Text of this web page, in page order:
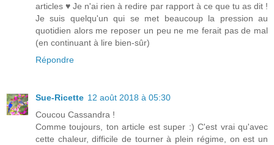
articles ♥ Je n'ai rien à redire par rapport à ce que tu as dit !
Je suis quelqu'un qui se met beaucoup la pression au
quotidien alors me reposer un peu ne me ferait pas de mal
(en continuant à lire bien-sûr)
Répondre
Sue-Ricette 12 août 2018 à 05:30
Coucou Cassandra !
Comme toujours, ton article est super :) C'est vrai qu'avec
cette chaleur, difficile de tourner à plein régime, on est un